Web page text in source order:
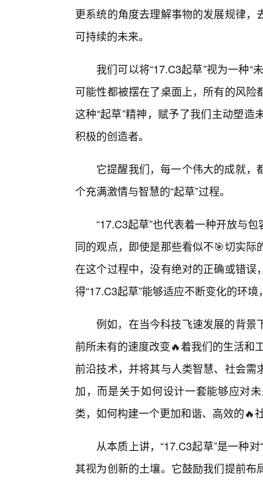
更系统的角度去理解事物的发展规律
可持续的未来。
我们可以将“17.C3起草”视为一种“
可能性都被摆在了桌面上，所有的风
这种“起草”精神，赋予了我们主动塑
积极的创造者。
它提醒我们，每一个伟大的成就
个充满激情与智慧的“起草”过程。
“17.C3起草”也代表着一种开放与
同的观点，即使是那些看似不🎯切实
在这个过程中，没有绝对的正确或错
得“17.C3起草”能够适应不断变化的环
例如，在当今科技飞速发展的背景
前所未有的速度改变🔥着我们的生活和
前沿技术，并将其与人类智慧、社会
加，而是关于如何设计一套能够应对
类，如何构建一个更加和谐、高效的🔥
从本质上讲，“17.C3起草”是一种
其视为创新的土壤。它鼓励我们提前